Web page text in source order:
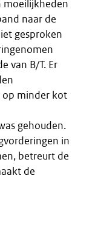
moeilijkheden
naar de
gesproken
van B/T. Er
op minder kot
gehouden.
in
betreurt de
de